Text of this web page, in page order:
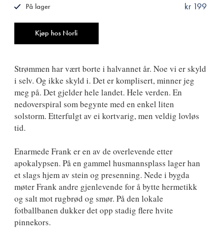
Kjøp hos Norli
kr 199
På lager
Strømmen har vært borte i halvannet år. Noe vi er skyld
i selv. Og ikke skyld i. Det er komplisert, minner jeg
meg på. Det gjelder hele landet. Hele verden. En
nedoverspiral som begynte med en enkel liten
solstorm. Etterfulgt av ei kortvarig, men veldig lovløs
tid.
Enarmede Frank er en av de overlevende etter
apokalypsen. På en gammel husmannsplass lager han
et slags hjem av stein og presenning. Nede i bygda
møter Frank andre gjenlevende for å bytte hermetikk
og salt mot rugbrød og smør. På den lokale
fotballbanen dukker det opp stadig flere hvite
pinnekors.